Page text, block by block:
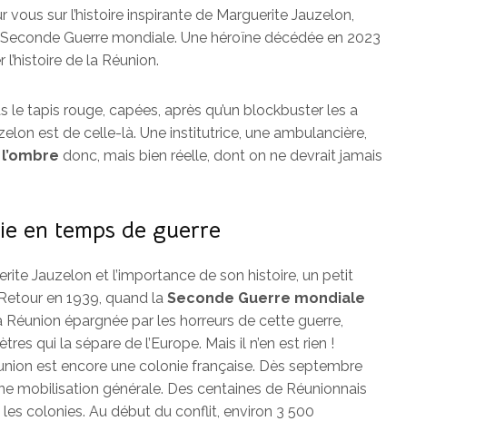
vous sur l’histoire inspirante de Marguerite Jauzelon,
Guerre mondiale. Une héroïne décédée en 2023
de la Réunion.
le tapis rouge, capées, après qu’un blockbuster les a
est de celle-là. Une institutrice, une ambulancière,
donc, mais bien réelle, dont on ne devrait jamais
en temps de guerre
Jauzelon et l’importance de son histoire, un petit
en 1939, quand la Seconde Guerre mondiale
Réunion épargnée par les horreurs de cette guerre,
qui la sépare de l’Europe. Mais il n’en est rien !
est encore une colonie française. Dès septembre
mobilisation générale. Des centaines de Réunionnais
colonies. Au début du conflit, environ 3 500